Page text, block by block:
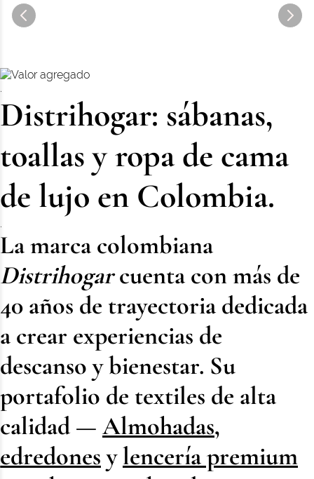
.
Distrihogar: sábanas,
toallas y ropa de cama
de lujo en Colombia.
.
La marca colombiana
Distrihogarcuenta con más de
40 años de trayectoria dedicada
a crear experiencias de
descanso y bienestar. Su
portafolio de textiles de alta
calidad — Almohadas,
edredonesylencería premium